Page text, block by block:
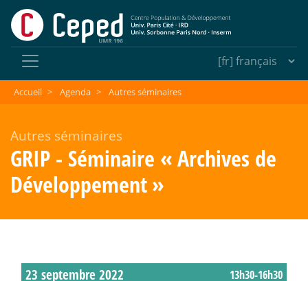
Accueil > Agenda > Autres séminaires
Autres séminaires
GRIP - Séminaire «Archives de
Développement»
23 septembre 2022 13h30-16h30